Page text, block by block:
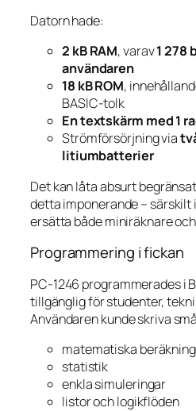
Datorn hade:
2 kB RAM, varav1 278
användaren
18 kB ROM,
BASIC-tolk
En textskärm med 1
Strömförsörjning via
litiumbatterier
Det kan låta absurt
detta imponerande –
ersätta både miniräknare
Programmering i fickan
PC-1246 programmerades i
tillgänglig för studenter,
Användaren kunde skriva
matematiska
statistik
enkla simuleringar
listor och logikflöden